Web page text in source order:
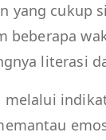
yang cukup
beberapa
literasi
melalui